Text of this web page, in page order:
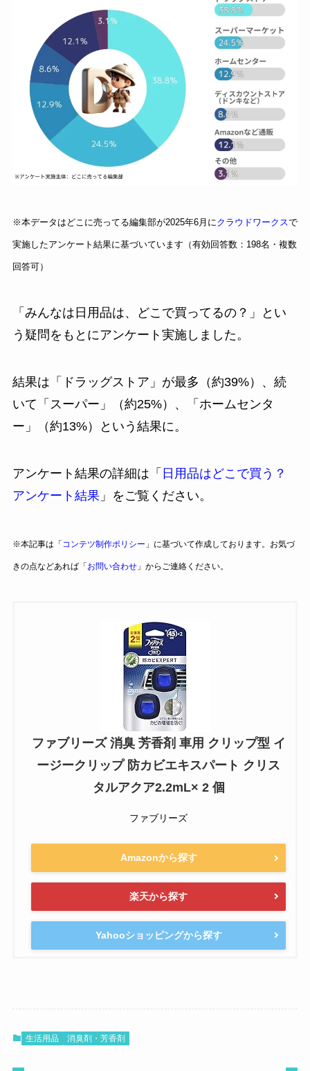
※本データはどこに売ってる編集部が2025年6月にクラウドワークスで
実施したアンケート結果に基づいています（有効回答数：198名・複数
回答可）
「みんなは日用品は、どこで買ってるの？」とい
う疑問をもとにアンケート実施しました。
結果は「ドラッグストア」が最多（約39%）、続
いて「スーパー」（約25%）、「ホームセンタ
ー」（約13%）という結果に。
アンケート結果の詳細は「 日用品はどこで買う？
アンケート結果 」をご覧ください。
※本記事は「 コンテツ制作ポリシー 」に基づいて作成しております。お気づ
きの点などあれば「お問い合わせ」からご連絡ください。
ファブリーズ 消臭 芳香剤 車用 クリップ型 イ
ージークリップ 防カビエキスパート クリス
タルアクア2.2mL× 2 個
ファブリーズ
Amazonから探す
楽天から探す
Yahooショッピングから探す
生活用品 消臭剤・芳香剤